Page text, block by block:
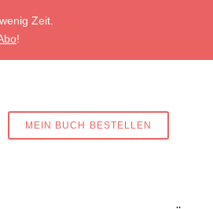
Zeit.
!
MEIN BUCH BESTELLEN